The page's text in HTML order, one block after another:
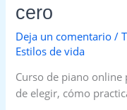
cero
Deja un comentario /
Estilos de vida
Curso de piano
de elegir, cómo